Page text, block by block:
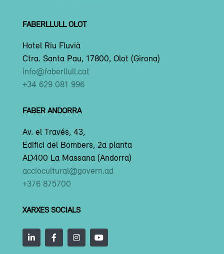
FABERLLULL OLOT
Hotel Riu Fluvià
Ctra. Santa Pau, 17800, Olot (Girona)
info@faberllull.cat
+34 629 081 996
FABER ANDORRA
Av. el Través, 43,
Edifici del Bombers, 2a planta
AD400 La Massana (Andorra)
acciocultural@govern.ad
+376 875700
XARXES SOCIALS